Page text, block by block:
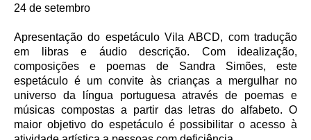
24 de setembro
Apresentação do espetáculo Vila ABCD, com tradução
em libras e áudio descrição. Com idealização,
composições e poemas de Sandra Simões, este
espetáculo é um convite às crianças a mergulhar no
universo da língua portuguesa através de poemas e
músicas compostas a partir das letras do alfabeto. O
maior objetivo do espetáculo é possibilitar o acesso à